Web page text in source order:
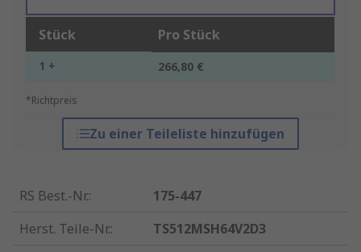
Stück Pro Stück
1 + 266,80 €
*Richtpreis
Zu einer Teileliste hinzufügen
RS Best.-Nr.:
175-447
Herst. Teile-Nr.:
TS512MSH64V2D3